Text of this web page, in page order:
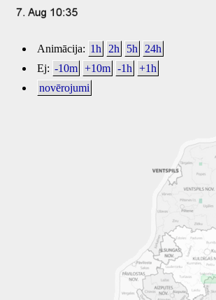
Animācija: 1h 2h 5h
24h
Ej: -10m +10m -1h
+1h
novērojumi